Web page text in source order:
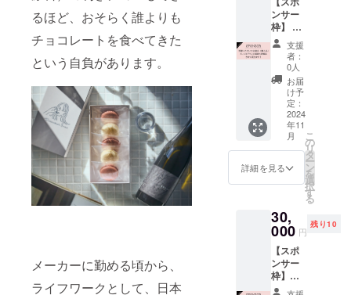
るほど、おそらく誰よりも
チョコレートを食べてきた
という自負があります。
メーカーに勤める頃から、
ライフワークとして、日本
し、自身の
ブランド
「Tatsunori
Sato」を立
ち上げまし
①〝La
vie en
chocola
t 4P〟
ボンボ
ンショ
コラ4個
②〝Sa
japonai
Kazeno
mori〟
ショコ
ラ4個入
・配送
方法：
11月発
送の
為、常
ンサー
枠】 イ
ンスタ
グラム
で感謝
の投
稿！
「Tatsu
nori
Sato」
のイン
スタグ
ラム内
で感謝
の投稿
ていた
だきま
す。 備
考欄へ
掲載を
ご希望
される
支援
者：
0人
お届
け予
定：
2024
年11
月
詳細を見る
こ
の
リ
タ
ー
ン
を
選
択
す
る
30,
000 円
残り10
【スポ
ンサー
枠】
①Tatsu